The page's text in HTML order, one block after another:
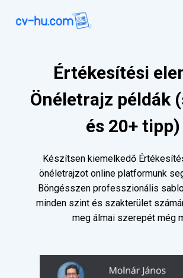
Értékesítési
Önéletrajz példák
és 20+ tipp)
Készítsen kiemelkedő
önéletrajzot online platformunk
Böngésszen professzionális
minden szint és szakterület
meg álmai szerepét még